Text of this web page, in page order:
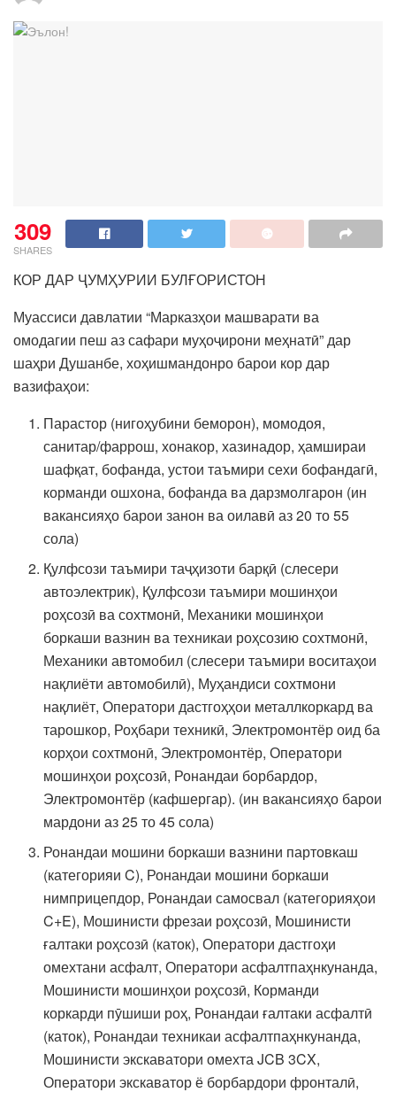
309
SHARES
КОР ДАР ҶУМҲУРИИ БУЛҒОРИСТОН
Муассиси давлатии “Марказҳои машварати ва
омодагии пеш аз сафари муҳоҷирони меҳнатӣ” дар
шаҳри Душанбе, хоҳишмандонро барои кор дар
вазифаҳои:
Парастор (нигоҳубини беморон), момодоя,
санитар/фаррош, хонакор, хазинадор, ҳамшираи
шафқат, бофанда, устои таъмири сехи бофандагӣ,
корманди ошхона, бофанда ва дарзмолгарон (ин
вакансияҳо барои занон ва оилавӣ аз 20 то 55
сола)
Қулфсози таъмири таҷҳизоти барқӣ (слесери
автоэлектрик), Қулфсози таъмири мошинҳои
роҳсозӣ ва сохтмонӣ, Механики мошинҳои
боркаши вазнин ва техникаи роҳсозию сохтмонӣ,
Механики автомобил (слесери таъмири воситаҳои
нақлиёти автомобилӣ), Муҳандиси сохтмони
нақлиёт, Оператори дастгоҳҳои металлкоркард ва
тарошкор, Роҳбари техникӣ, Электромонтёр оид ба
корҳои сохтмонӣ, Электромонтёр, Оператори
мошинҳои роҳсозӣ, Ронандаи борбардор,
Электромонтёр (кафшергар). (ин вакансияҳо барои
мардони аз 25 то 45 сола)
Ронандаи мошини боркаши вазнини партовкаш
(категорияи C), Ронандаи мошини боркаши
нимприцепдор, Ронандаи самосвал (категорияҳои
C+E), Мошинисти фрезаи роҳсозӣ, Мошинисти
ғалтаки роҳсозӣ (каток), Оператори дастгоҳи
омехтани асфалт, Оператори асфалтпаҳнкунанда,
Мошинисти мошинҳои роҳсозӣ, Корманди
коркарди пӯшиши роҳ, Ронандаи ғалтаки асфалтӣ
(каток), Ронандаи техникаи асфалтпаҳнкунанда,
Мошинисти экскаватори омехта JCB 3CX,
Оператори экскаватор ё борбардори фронталӣ,